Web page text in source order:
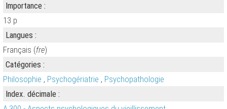
Importance :
13 p
Langues :
Français (fre)
Catégories :
Philosophie , Psychogériatrie , Psychopathologie
Index. décimale :